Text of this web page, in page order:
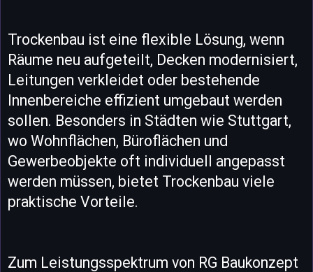
Trockenbau ist eine flexible Lösung, wenn
Räume neu aufgeteilt, Decken modernisiert,
Leitungen verkleidet oder bestehende
Innenbereiche effizient umgebaut werden
sollen. Besonders in Städten wie Stuttgart,
wo Wohnflächen, Büroflächen und
Gewerbeobjekte oft individuell angepasst
werden müssen, bietet Trockenbau viele
praktische Vorteile.
Zum Leistungsspektrum von RG Baukonzept